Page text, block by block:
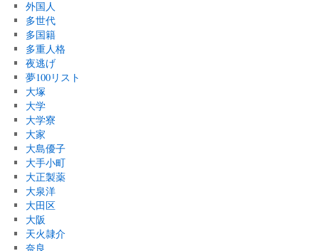
外国人
多世代
多国籍
多重人格
夜逃げ
夢100リスト
大塚
大学
大学寮
大家
大島優子
大手小町
大正製薬
大泉洋
大田区
大阪
天火隷介
奈良